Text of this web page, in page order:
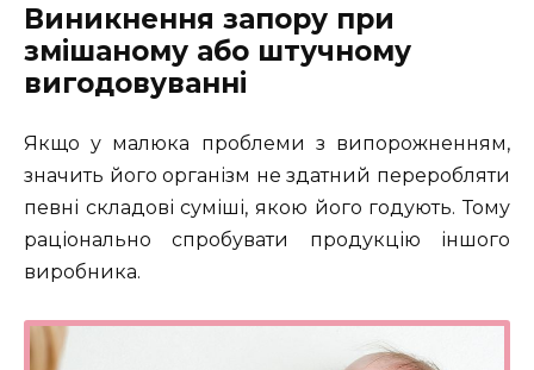
Виникнення запору при
змішаному або штучному
вигодовуванні
Якщо у малюка проблеми з випорожненням,
значить його організм не здатний переробляти
певні складові суміші, якою його годують. Тому
раціонально спробувати продукцію іншого
виробника.